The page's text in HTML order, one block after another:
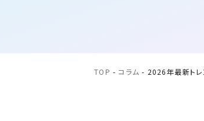
TOP -コラム - 2026年最新トレ